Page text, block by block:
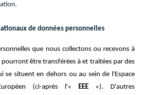
de données personnelles
que nous collectons ou recevons à
être transférées à et traitées par des
se situent en dehors ou au sein de l'Espace
(ci-après l'«
EEE »). D'autres